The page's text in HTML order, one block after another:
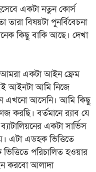
একটা নতুন কোর্স
বিষয়টা পুনর্বিবেচনা
কিছু বাকি আছে। দেখা
আমরা একটা আইন ফ্রেম
আইনটা আমি নিজে
এখনো আসেনি। আমি কিছু
করছি। বর্তমানে র‍্যাব যে
একটা সার্ভিস
এটা এডহক ভিত্তিতে
পরিচালিত হওয়ার
করবো আলাদা